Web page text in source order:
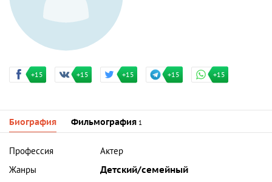
+15 +15 +15 +15 +15
Биография Фильмография 1
Профессия
Актер
Жанры
Детский/семейный